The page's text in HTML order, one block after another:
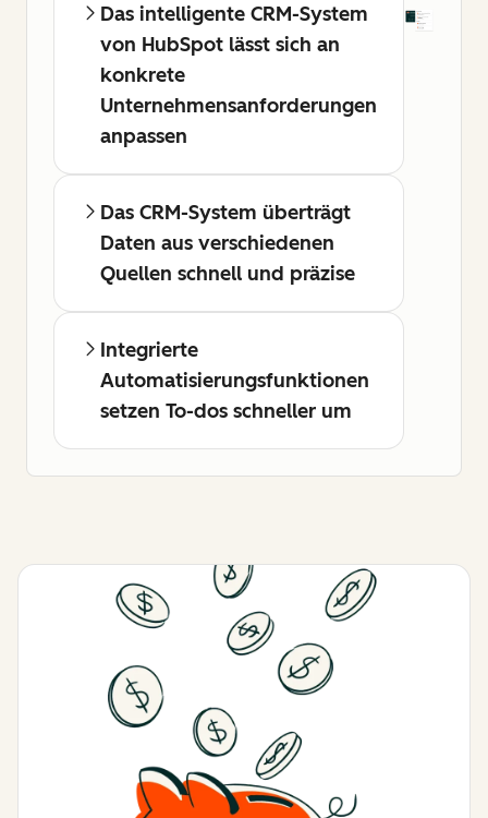
Das intelligente CRM-System
von HubSpot lässt sich an
konkrete
Unternehmensanforderungen
anpassen
Das CRM-System überträgt
Daten aus verschiedenen
Quellen schnell und präzise
Integrierte
Automatisierungsfunktionen
setzen To-dos schneller um